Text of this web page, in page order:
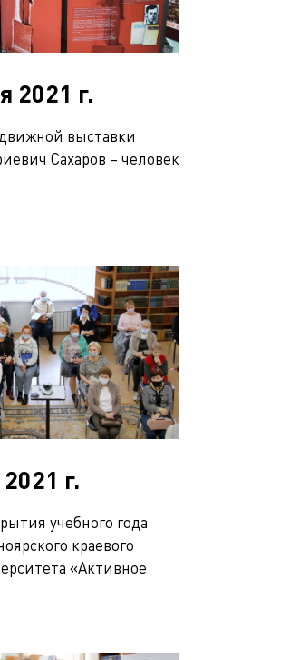
2021 г.
выставки
Сахаров – человек
г.
учебного года
краевого
«Активное